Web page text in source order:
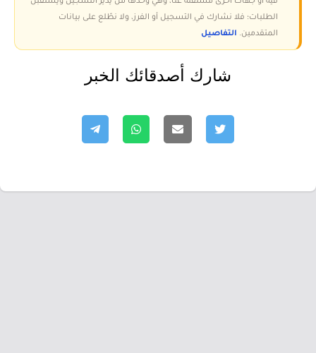
الطلبات؛ فلا نشارك في التسجيل أو الفرز، ولا نطّلع على بيانات
المتقدمين. التفاصيل
شارك أصدقائك الخبر